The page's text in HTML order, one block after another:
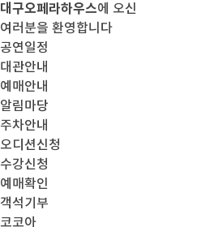
대구오페라하우스에 오신
여러분을 환영합니다
공연일정
대관안내
예매안내
알림마당
주차안내
오디션신청
수강신청
예매확인
객석기부
코코아